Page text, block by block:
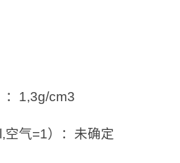
1,3g/cm3
空气=1）：未确定